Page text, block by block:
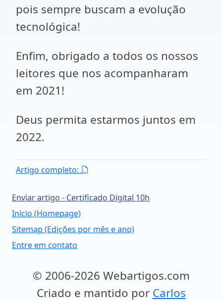
pois sempre buscam a evolução
tecnológica!
Enfim, obrigado a todos os nossos
leitores que nos acompanharam
em 2021!
Deus permita estarmos juntos em
2022.
Artigo completo:
Enviar artigo - Certificado Digital 10h
Início (Homepage)
Sitemap (Edições por mês e ano)
Entre em contato
© 2006-2026 Webartigos.com
Criado e mantido por Carlos